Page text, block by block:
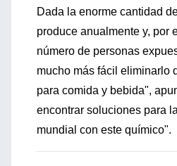
Dada la enorme cantidad
produce anualmente y, por
número de personas
mucho más fácil eliminarlo
para comida y bebida",
encontrar soluciones para
mundial con este químico".